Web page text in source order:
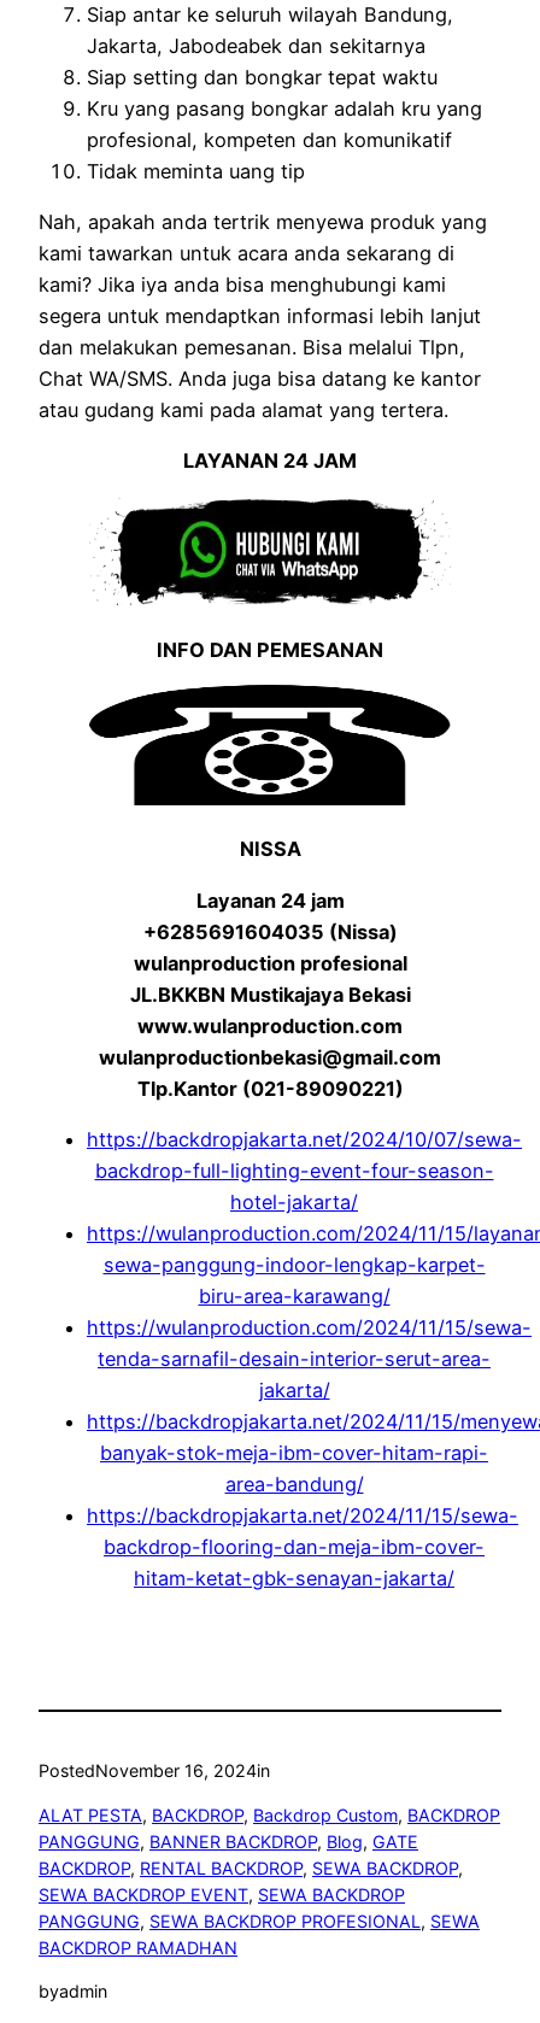
Siap antar ke seluruh wilayah Bandung,
Jakarta, Jabodeabek dan sekitarnya
Siap setting dan bongkar tepat waktu
Kru yang pasang bongkar adalah kru yang
profesional, kompeten dan komunikatif
Tidak meminta uang tip
Nah, apakah anda tertrik menyewa produk yang
kami tawarkan untuk acara anda sekarang di
kami? Jika iya anda bisa menghubungi kami
segera untuk mendaptkan informasi lebih lanjut
dan melakukan pemesanan. Bisa melalui Tlpn,
Chat WA/SMS. Anda juga bisa datang ke kantor
atau gudang kami pada alamat yang tertera.
LAYANAN 24 JAM
INFO DAN PEMESANAN
NISSA
Layanan 24 jam
+6285691604035 (Nissa)
wulanproduction profesional
JL.BKKBN Mustikajaya Bekasi
www.wulanproduction.com
wulanproductionbekasi@gmail.com
Tlp.Kantor (021-89090221)
https://backdropjakarta.net/2024/10/07/sewa-
backdrop-full-lighting-event-four-season-
hotel-jakarta/
https://wulanproduction.com/2024/11/15/
sewa-panggung-indoor-lengkap-karpet-
biru-area-karawang/
https://wulanproduction.com/2024/11/15/sewa-
tenda-sarnafil-desain-interior-serut-area-
jakarta/
https://backdropjakarta.net/2024/11/15/
banyak-stok-meja-ibm-cover-hitam-rapi-
area-bandung/
https://backdropjakarta.net/2024/11/15/sewa-
backdrop-flooring-dan-meja-ibm-cover-
hitam-ketat-gbk-senayan-jakarta/
PostedNovember 16, 2024in
ALAT PESTA, BACKDROP, Backdrop Custom, BACKDROP
PANGGUNG, BANNER BACKDROP, Blog, GATE
BACKDROP, RENTAL BACKDROP, SEWA BACKDROP
SEWA BACKDROP EVENT, SEWA BACKDROP
PANGGUNG, SEWA BACKDROP PROFESIONAL, SEWA
BACKDROP RAMADHAN
byadmin